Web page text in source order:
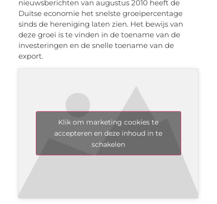
nieuwsberichten van augustus 2010 heeft de
Duitse economie het snelste groeipercentage
sinds de hereniging laten zien. Het bewijs van
deze groei is te vinden in de toename van de
investeringen en de snelle toename van de
export.
Klik om marketing cookies te
accepteren en deze inhoud in te
schakelen